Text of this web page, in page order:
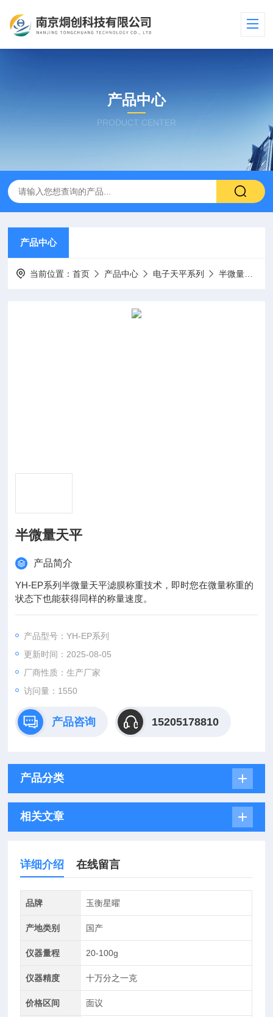
产品中心
PRODUCT CENTER
产品中心
当前位置：首页 产品中心 电子天平系列 半微量天平
半微量天平
产品简介
YH-EP系列半微量天平滤膜称重技术，即时您在微量称重的
状态下也能获得同样的称量速度。
产品型号：YH-EP系列
更新时间：2025-08-05
厂商性质：生产厂家
访问量：1550
产品咨询 15205178810
产品分类
相关文章
详细介绍 在线留言
品牌 玉衡星曜
产地类别 国产
仪器量程 20-100g
仪器精度 十万分之一克
价格区间 面议